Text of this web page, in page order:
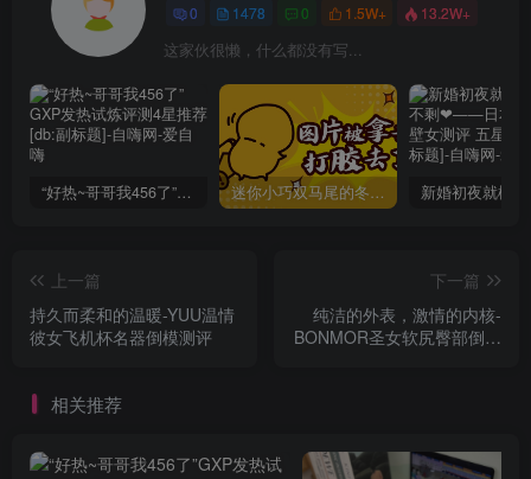
0 1478 0 1.5W+ 13.2W+
这家伙很懒，什么都没有写...
“好热~哥哥我456了”GXP发热试炼评测4星推荐[db:副标题] 迷你小巧双马尾的冬爱琴音写真分享，虎牙妹妹YYDS!
上一篇
持久而柔和的温暖-YUU温情
彼女飞机杯名器倒模测评
下一篇
纯洁的外表，激情的内核-
BONMOR圣女软尻臀部倒模
相关推荐